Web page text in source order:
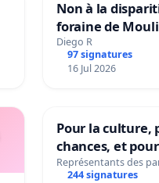
Non à la
foraine de
Diego R
97 signatures
16 Jul 2026
Pour la culture,
chances, et
Représentants des
244 signatures